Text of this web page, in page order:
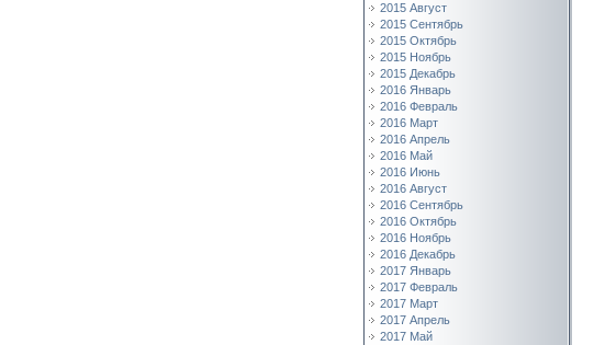
2015 Август
2015 Сентябрь
2015 Октябрь
2015 Ноябрь
2015 Декабрь
2016 Январь
2016 Февраль
2016 Март
2016 Апрель
2016 Май
2016 Июнь
2016 Август
2016 Сентябрь
2016 Октябрь
2016 Ноябрь
2016 Декабрь
2017 Январь
2017 Февраль
2017 Март
2017 Апрель
2017 Май